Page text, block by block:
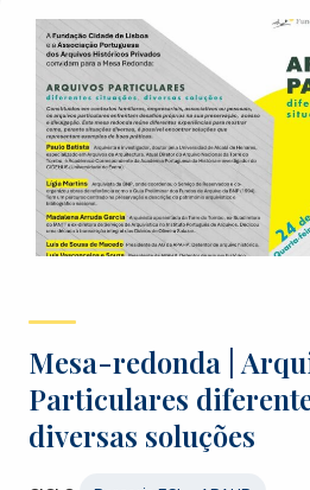
Mesa-redonda |
Particulares
diversas soluções